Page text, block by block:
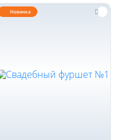
Новинка